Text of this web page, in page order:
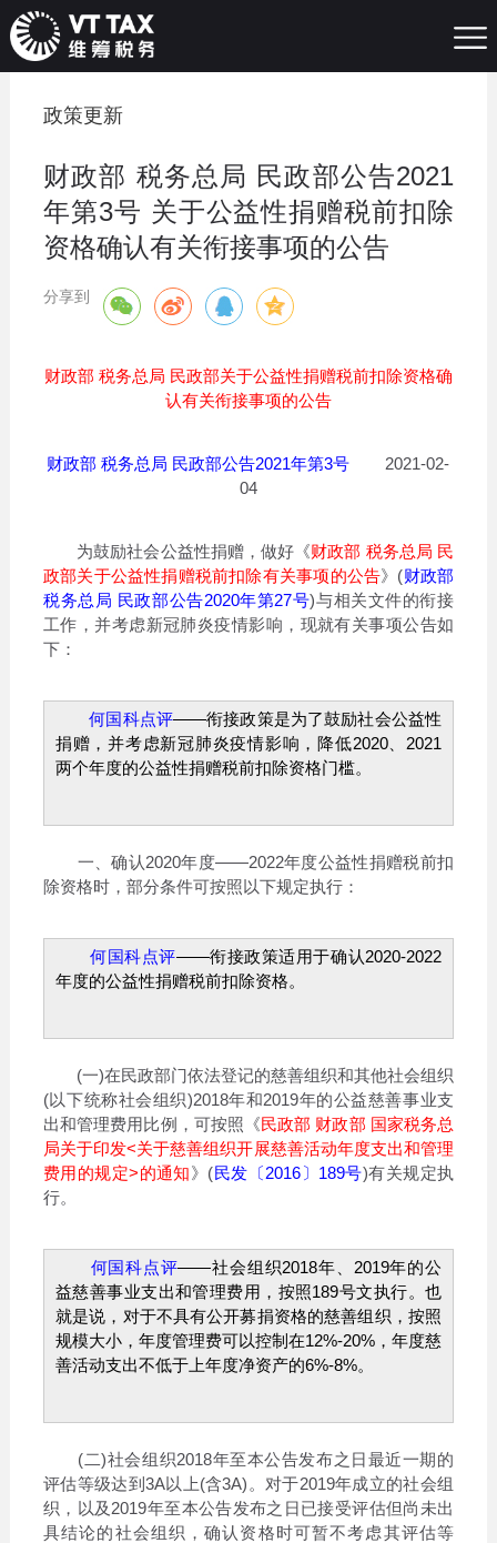
政策更新
财政部 税务总局 民政部公告2021
年第3号 关于公益性捐赠税前扣除
资格确认有关衔接事项的公告
分享到
财政部 税务总局 民政部关于公益性捐赠税前扣除资格确
认有关衔接事项的公告
财政部 税务总局 民政部公告2021年第3号 2021-02-
04
为鼓励社会公益性捐赠，做好《财政部 税务总局 民
政部关于公益性捐赠税前扣除有关事项的公告》(财政部
税务总局 民政部公告2020年第27号)与相关文件的衔接
工作，并考虑新冠肺炎疫情影响，现就有关事项公告如
下：
何国科点评——衔接政策是为了鼓励社会公益性
捐赠，并考虑新冠肺炎疫情影响，降低2020、2021
两个年度的公益性捐赠税前扣除资格门槛。
一、确认2020年度——2022年度公益性捐赠税前扣
除资格时，部分条件可按照以下规定执行：
何国科点评——衔接政策适用于确认2020-2022
年度的公益性捐赠税前扣除资格。
(一)在民政部门依法登记的慈善组织和其他社会组织
(以下统称社会组织)2018年和2019年的公益慈善事业支
出和管理费用比例，可按照《民政部 财政部 国家税务总
局关于印发<关于慈善组织开展慈善活动年度支出和管理
费用的规定>的通知》(民发〔2016〕189号)有关规定执
行。
何国科点评——社会组织2018年、2019年的公
益慈善事业支出和管理费用，按照189号文执行。也
就是说，对于不具有公开募捐资格的慈善组织，按照
规模大小，年度管理费可以控制在12%-20%，年度慈
善活动支出不低于上年度净资产的6%-8%。
(二)社会组织2018年至本公告发布之日最近一期的
评估等级达到3A以上(含3A)。对于2019年成立的社会组
织，以及2019年至本公告发布之日已接受评估但尚未出
具结论的社会组织，确认资格时可暂不考虑其评估等